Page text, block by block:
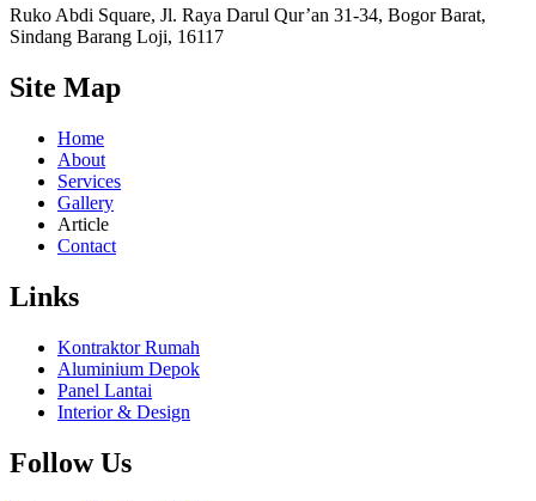
Ruko Abdi Square, Jl. Raya Darul Qur’an 31-34, Bogor Barat,
Sindang Barang Loji, 16117
Site Map
Home
About
Services
Gallery
Article
Contact
Links
Kontraktor Rumah
Aluminium Depok
Panel Lantai
Interior & Design
Follow Us